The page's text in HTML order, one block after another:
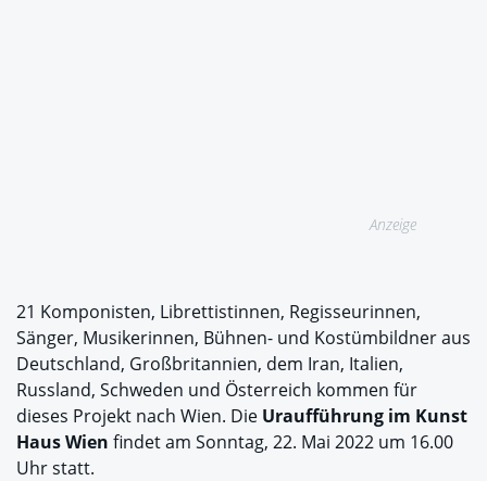
Anzeige
21 Komponisten, Librettistinnen, Regisseurinnen,
Sänger, Musikerinnen, Bühnen- und Kostümbildner aus
Deutschland, Großbritannien, dem Iran, Italien,
Russland, Schweden und Österreich kommen für
dieses Projekt nach Wien. Die Uraufführung im Kunst
Haus Wien findet am Sonntag, 22. Mai 2022 um 16.00
Uhr statt.